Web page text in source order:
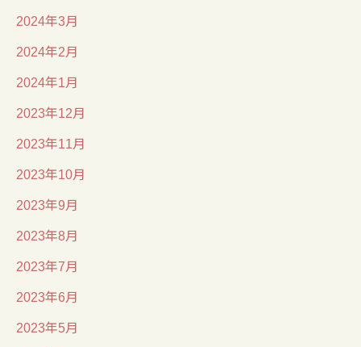
2024年3月
2024年2月
2024年1月
2023年12月
2023年11月
2023年10月
2023年9月
2023年8月
2023年7月
2023年6月
2023年5月